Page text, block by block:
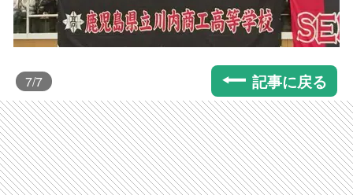
7/7 記事に戻る